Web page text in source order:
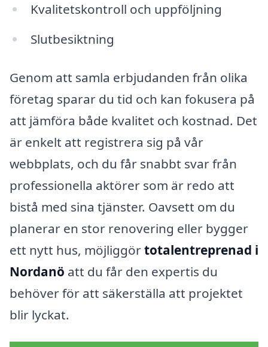
Kvalitetskontroll och uppföljning
Slutbesiktning
Genom att samla erbjudanden från olika
företag sparar du tid och kan fokusera på
att jämföra både kvalitet och kostnad. Det
är enkelt att registrera sig på vår
webbplats, och du får snabbt svar från
professionella aktörer som är redo att
bistå med sina tjänster. Oavsett om du
planerar en stor renovering eller bygger
ett nytt hus, möjliggörtotalentreprenad i
Nordanö att du får den expertis du
behöver för att säkerställa att projektet
blir lyckat.